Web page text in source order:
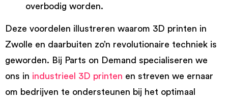
overbodig worden.
Deze voordelen illustreren waarom 3D printen in
Zwolle en daarbuiten zo’n revolutionaire techniek is
geworden. Bij Parts on Demand specialiseren we
ons in industrieel 3D printen en streven we ernaar
om bedrijven te ondersteunen bij het optimaal